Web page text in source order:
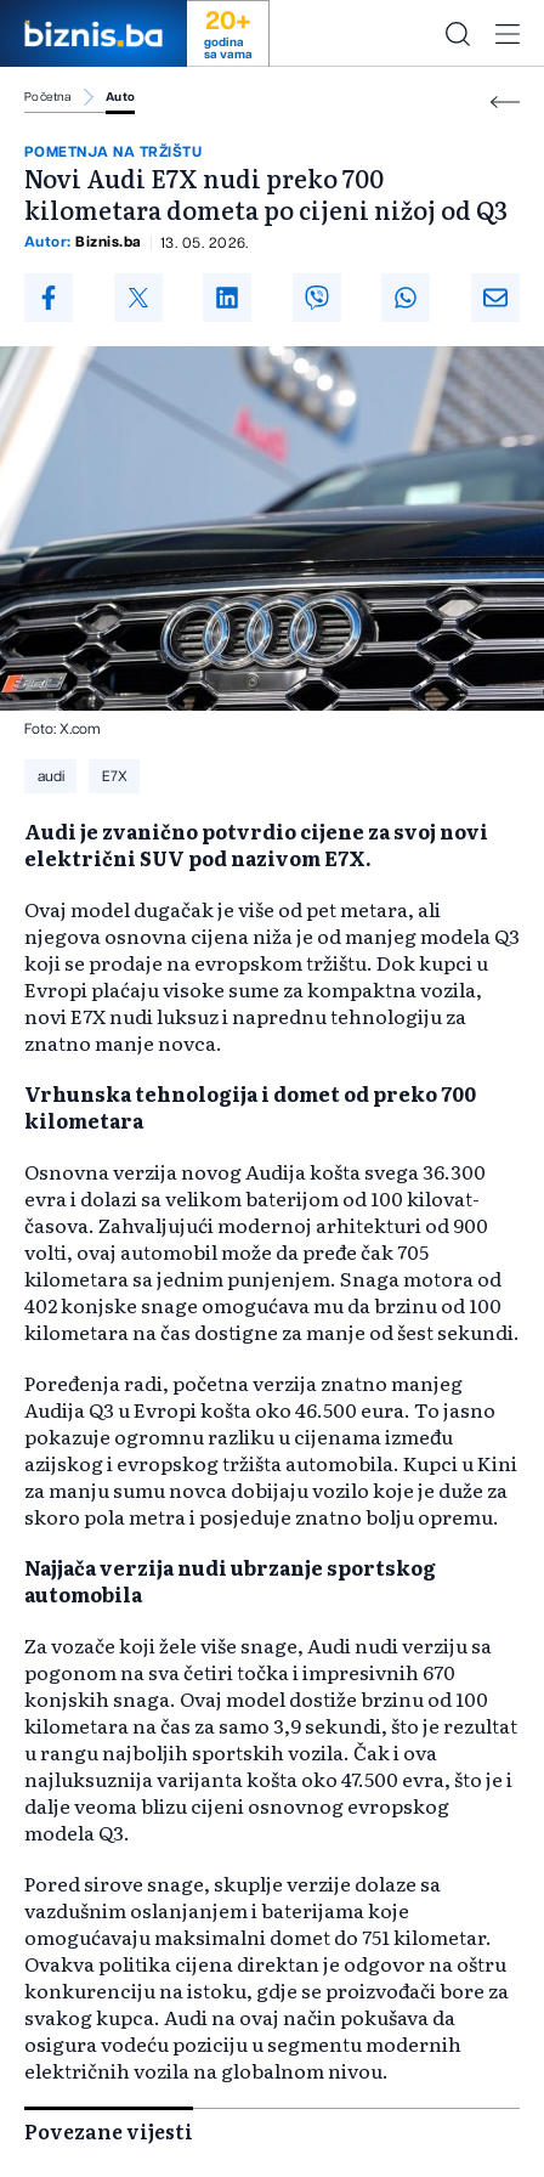
20+
godina
sa vama
Početna Auto
POMETNJA NA TRŽIŠTU
Novi Audi E7X nudi preko 700
kilometara dometa po cijeni nižoj od Q3
Autor: Biznis.ba 13. 05. 2026.
Foto: X.com
audi E7X
Audi je zvanično potvrdio cijene za svoj novi
električni SUV pod nazivom E7X.
Ovaj model dugačak je više od pet metara, ali
njegova osnovna cijena niža je od manjeg modela Q3
koji se prodaje na evropskom tržištu. Dok kupci u
Evropi plaćaju visoke sume za kompaktna vozila,
novi E7X nudi luksuz i naprednu tehnologiju za
znatno manje novca.
Vrhunska tehnologija i domet od preko 700
kilometara
Osnovna verzija novog Audija košta svega 36.300
evra i dolazi sa velikom baterijom od 100 kilovat-
časova. Zahvaljujući modernoj arhitekturi od 900
volti, ovaj automobil može da pređe čak 705
kilometara sa jednim punjenjem. Snaga motora od
402 konjske snage omogućava mu da brzinu od 100
kilometara na čas dostigne za manje od šest sekundi.
Poređenja radi, početna verzija znatno manjeg
Audija Q3 u Evropi košta oko 46.500 eura. To jasno
pokazuje ogromnu razliku u cijenama između
azijskog i evropskog tržišta automobila. Kupci u Kini
za manju sumu novca dobijaju vozilo koje je duže za
skoro pola metra i posjeduje znatno bolju opremu.
Najjača verzija nudi ubrzanje sportskog
automobila
Za vozače koji žele više snage, Audi nudi verziju sa
pogonom na sva četiri točka i impresivnih 670
konjskih snaga. Ovaj model dostiže brzinu od 100
kilometara na čas za samo 3,9 sekundi, što je rezultat
u rangu najboljih sportskih vozila. Čak i ova
najluksuznija varijanta košta oko 47.500 evra, što je i
dalje veoma blizu cijeni osnovnog evropskog
modela Q3.
Pored sirove snage, skuplje verzije dolaze sa
vazdušnim oslanjanjem i baterijama koje
omogućavaju maksimalni domet do 751 kilometar.
Ovakva politika cijena direktan je odgovor na oštru
konkurenciju na istoku, gdje se proizvođači bore za
svakog kupca. Audi na ovaj način pokušava da
osigura vodeću poziciju u segmentu modernih
električnih vozila na globalnom nivou.
Povezane vijesti